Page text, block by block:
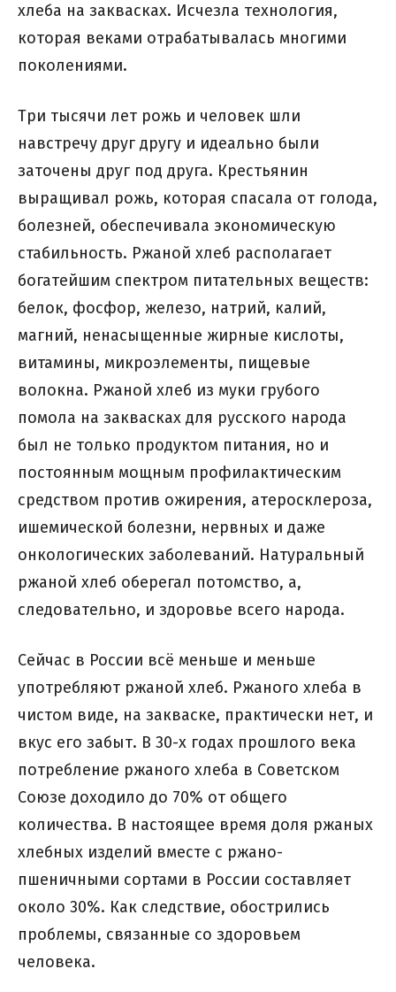
хлеба на заквасках. Исчезла технология,
которая веками отрабатывалась многими
поколениями.
Три тысячи лет рожь и человек шли
навстречу друг другу и идеально были
заточены друг под друга. Крестьянин
выращивал рожь, которая спасала от голода,
болезней, обеспечивала экономическую
стабильность. Ржаной хлеб располагает
богатейшим спектром питательных веществ:
белок, фосфор, железо, натрий, калий,
магний, ненасыщенные жирные кислоты,
витамины, микроэлементы, пищевые
волокна. Ржаной хлеб из муки грубого
помола на заквасках для русского народа
был не только продуктом питания, но и
постоянным мощным профилактическим
средством против ожирения, атеросклероза,
ишемической болезни, нервных и даже
онкологических заболеваний. Натуральный
ржаной хлеб оберегал потомство, а,
следовательно, и здоровье всего народа.
Сейчас в России всё меньше и меньше
употребляют ржаной хлеб. Ржаного хлеба в
чистом виде, на закваске, практически нет, и
вкус его забыт. В 30-х годах прошлого века
потребление ржаного хлеба в Советском
Союзе доходило до 70% от общего
количества. В настоящее время доля ржаных
хлебных изделий вместе с ржано-
пшеничными сортами в России составляет
около 30%. Как следствие, обострились
проблемы, связанные со здоровьем
человека.